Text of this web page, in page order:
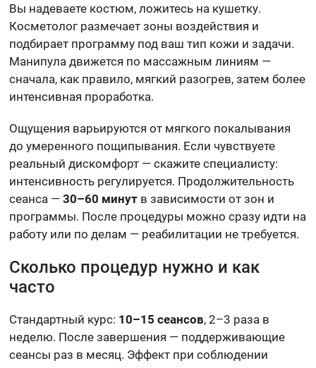
Вы надеваете костюм, ложитесь на кушетку.
Косметолог размечает зоны воздействия и
подбирает программу под ваш тип кожи и задачи.
Манипула движется по массажным линиям —
сначала, как правило, мягкий разогрев, затем более
интенсивная проработка.
Ощущения варьируются от мягкого покалывания
до умеренного пощипывания. Если чувствуете
реальный дискомфорт — скажите специалисту:
интенсивность регулируется. Продолжительность
сеанса —30–60 минут в зависимости от зон и
программы. После процедуры можно сразу идти на
работу или по делам — реабилитации не требуется.
Сколько процедур нужно и как
часто
Стандартный курс: 10–15 сеансов, 2–3 раза в
неделю. После завершения — поддерживающие
сеансы раз в месяц. Эффект при соблюдении